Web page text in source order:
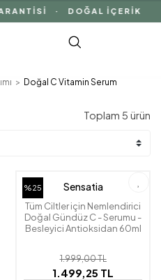
· DOĞAL İÇERİK
Doğal C Vitamin Serum
Toplam 5 ürün
%25 Sensatia
Tüm Ciltler için Nemlendirici
Doğal Gündüz C - Serumu -
Besleyici Antioksidan 60ml
1.999,00 TL
1.499,25 TL